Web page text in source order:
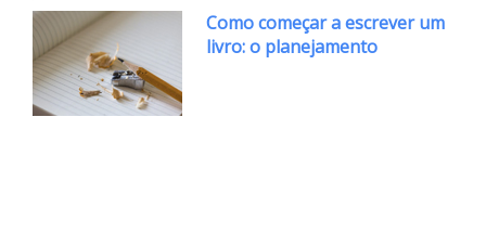
Como começar a escrever um
livro: o planejamento